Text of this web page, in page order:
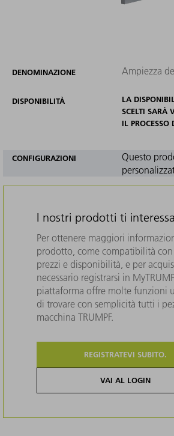
DENOMINAZIONE Ampiezza
DISPONIBILITÀ
LA
SCELTI SARÀ
IL
CONFIGURAZIONI
Questo
I nostri prodotti ti
Per ottenere maggiori
prodotto, come compatibilità
prezzi e disponibilità, e per
necessario registrarsi in
piattaforma offre molte funzioni
di trovare con semplicità tutti i
macchina TRUMPF.
REGISTRATEVI SUBITO.
VAI AL LOGIN